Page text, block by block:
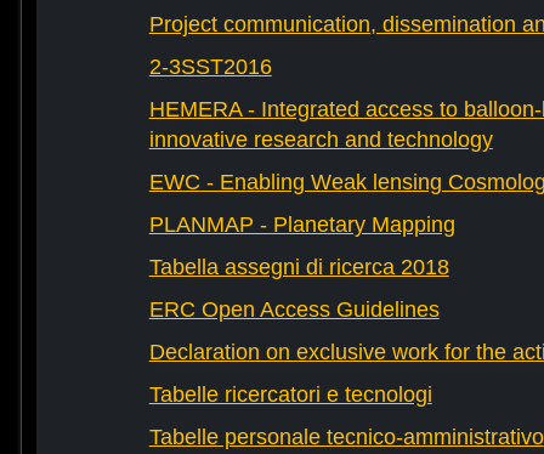
Project communication, dissemination
2-3SST2016
HEMERA - Integrated access to
innovative research and technology
EWC - Enabling Weak lensing
PLANMAP - Planetary Mapping
Tabella assegni di ricerca 2018
ERC Open Access Guidelines
Declaration on exclusive work for the
Tabelle ricercatori e tecnologi
Tabelle personale tecnico-amministrativo